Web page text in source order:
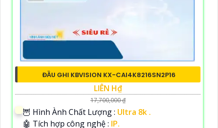
ĐẦU GHI KBVISION KX-CAI4K8216SN2P16
LIÊN H₫
17,700,000 ₫
🦉 Hình Ành Chất Lượng : Ultra 8k .
🤖️ Tích hợp công nghệ : IP.